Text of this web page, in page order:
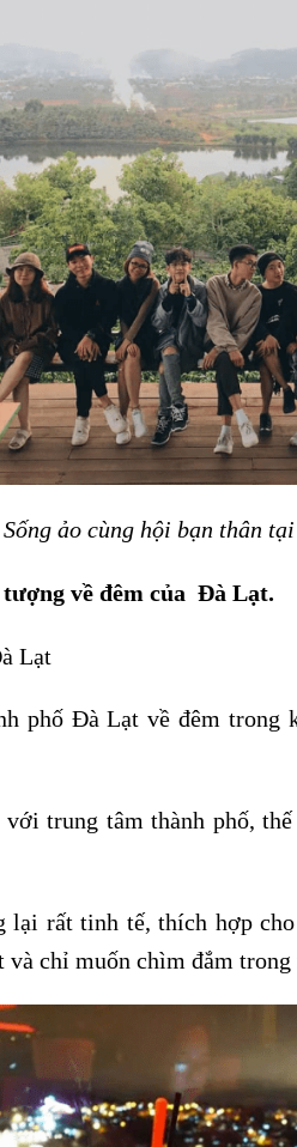
Sống ảo cùng hội bạn thân
về đêm của Đà Lạt.
Lạt
phố Đà Lạt về đêm
trung tâm thành phố,
lại rất tinh tế, thích hợp
chỉ muốn chìm đắm